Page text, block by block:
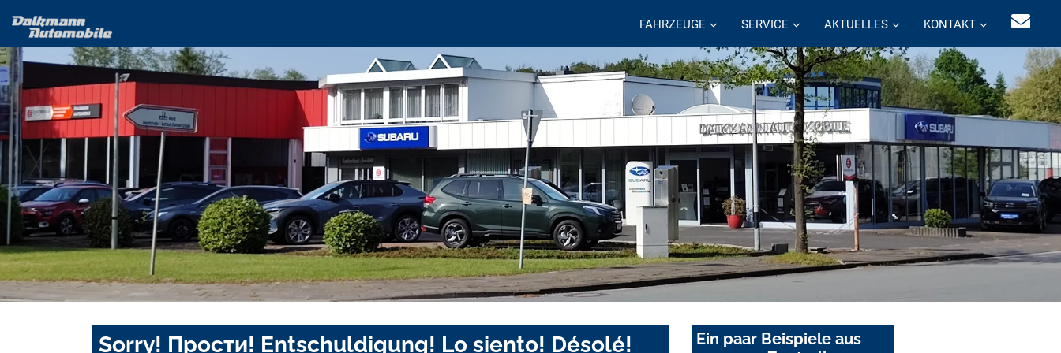
FAHRZEUGE SERVICE AKTUELLES KONTAKT
Sorry! Прости! Entschuldigung! Lo siento! Désolé!
Ein paar Beispiele aus